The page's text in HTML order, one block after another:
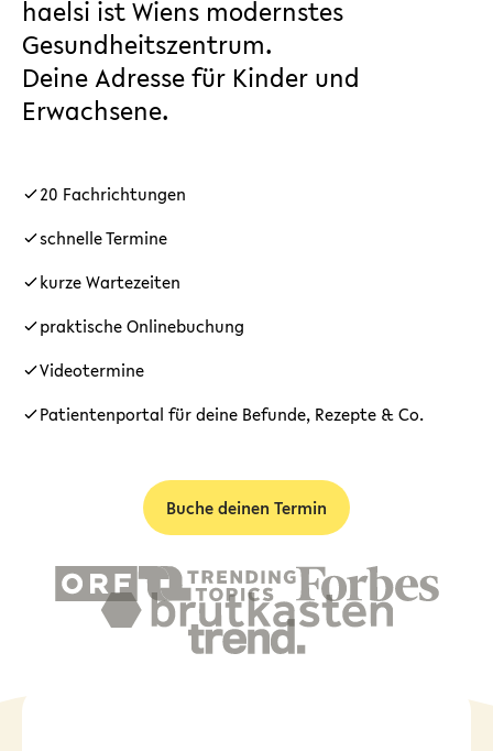
haelsi ist Wiens modernstes
Gesundheitszentrum.
Deine Adresse für Kinder und
Erwachsene.
20 Fachrichtungen
schnelle Termine
kurze Wartezeiten
praktische Onlinebuchung
Videotermine
Patientenportal für deine Befunde, Rezepte & Co.
Buche deinen Termin